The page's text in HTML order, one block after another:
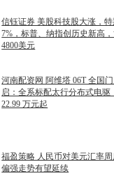
信钰证券 美股科技股大涨，
7%，标普、纳指创历史新高
4800美元
河南配资网 阿维塔 06T 全国
启：全系标配太行分布式电驱
22.99 万元起
福盈策略 人民币对美元汇率
偏强走势有望延续